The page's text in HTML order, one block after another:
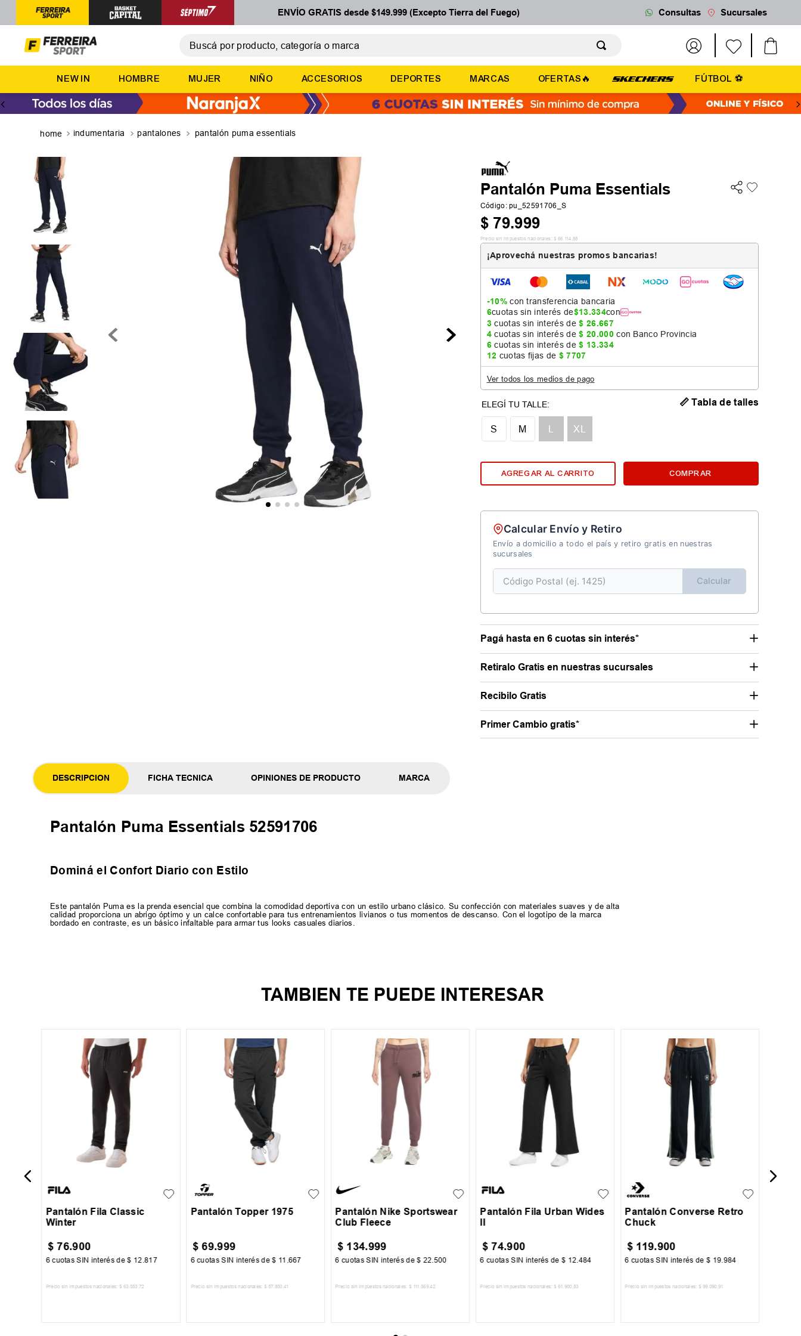
ENVÍO GRATIS desde $149.999 (Excepto Tierra del Fuego) Consultas Sucursales
NEW IN HOMBRE MUJER NIÑO ACCESORIOS DEPORTES MARCAS OFERTAS🔥 FÚTBOL ⚽
indumentaria pantalones pantalón puma essentials
Pantalón Puma Essentials
Código:pu_52591706_S
$ 79.999
Precio sin impuestos nacionales: $ 66. 114 ,88
¡Aprovechá nuestras promos bancarias!
-10%con transferencia bancaria
6cuotas sin interés de$13.334con
3cuotas sin interés de$ 26.667
4cuotas sin interés de$ 20.000 con Banco Provincia
6cuotas sin interés de$ 13.334
12 cuotas fijas de $ 7707
Ver todos los medios de pago
S L
M XL
📏 Tabla de talles
AGREGAR AL CARRITO COMPRAR
Calcular Envío y Retiro
Envío a domicilio a todo el país y retiro gratis en nuestras
sucursales
Calcular
Pagá hasta en 6 cuotas sin interés*
Retiralo Gratis en nuestras sucursales
Recibilo Gratis
Primer Cambio gratis*
DESCRIPCION FICHA TECNICA OPINIONES DE PRODUCTO MARCA
Pantalón Puma Essentials 52591706
Dominá el Confort Diario con Estilo
Este pantalón Puma es la prenda esencial que combina la comodidad deportiva con un estilo urbano clásico. Su confección con materiales suaves y de alta
calidad proporciona un abrigo óptimo y un calce confortable para tus entrenamientos livianos o tus momentos de descanso. Con el logotipo de la marca
bordado en contraste, es un básico infaltable para armar tus looks casuales diarios.
TAMBIEN TE PUEDE INTERESAR
M XL
Pantalón Fila Classic
Winter
$ 76.900
6 cuotas SIN interés de$ 12 .817
Precio sin impuestos nacionales: $ 63.553 ,72
XL
Pantalón Topper 1975
$ 69.999
6 cuotas SIN interés de$ 11 .667
Precio sin impuestos nacionales: $ 57.850 ,41
S L
Pantalón Nike Sportswear
Club Fleece
$ 134.999
6 cuotas SIN interés de$ 22 500
Precio sin impuestos nacionales: $ 111 .569,42
L
M XL
Pantalón Fila Urban Wides
II
$ 74.900
6 cuotas SIN interés de$ 12 484
Precio sin impuestos nacionales: $ 61 .900 ,83
L XL
Pantalón Converse Retro
Chuck
$ 119.900
6 cuotas SIN interés de$ 19 984
Precio sin impuestos nacionales: $ 99.090 ,91
TÉRMINOS MÁS BUSCADOS
2
zapatillas
3 .
basquet